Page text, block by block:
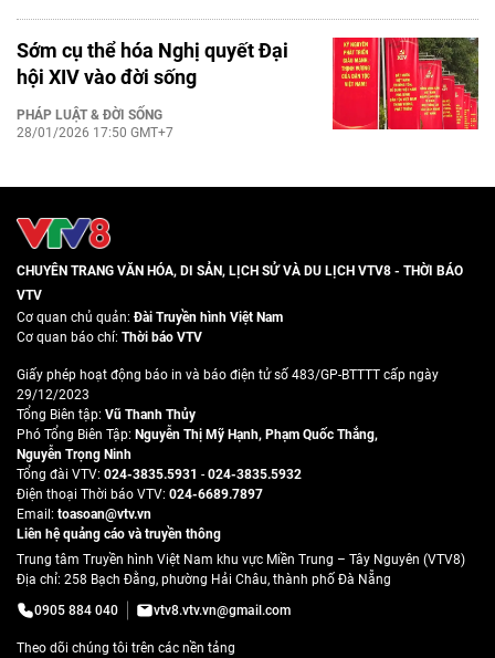
Sớm cụ thể hóa Nghị quyết Đại
hội XIV vào đời sống
PHÁP LUẬT & ĐỜI SỐNG
28/01/2026 17:50 GMT+7
CHUYÊN TRANG VĂN HÓA, DI SẢN, LỊCH SỬ VÀ DU LỊCH VTV8 - THỜI BÁO
VTV
Cơ quan chủ quản:Đài Truyền hình Việt Nam
Cơ quan báo chí: Thời báo VTV
Giấy phép hoạt động báo in và báo điện tử số 483/GP-BTTTT cấp ngày
29/12/2023
Tổng Biên tập: Vũ Thanh Thủy
Phó Tổng Biên Tập: Nguyễn Thị Mỹ Hạnh, Phạm Quốc Thắng,
Nguyễn Trọng Ninh
Tổng đài VTV: 024-3835.5931 - 024-3835.5932
Ðiện thoại Thời báo VTV: 024-6689.7897
Email: toasoan@vtv.vn
Liên hệ quảng cáo và truyền thông
Trung tâm Truyền hình Việt Nam khu vực Miền Trung – Tây Nguyên (VTV8)
Địa chỉ: 258 Bạch Đằng, phường Hải Châu, thành phố Đà Nẵng
0905 884 040
vtv8.vtv.vn@gmail.com
Theo dõi chúng tôi trên các nền tảng